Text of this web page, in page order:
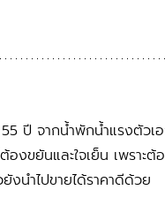
ปี จากน้ำพักน้ำแรงตัวเ
งขยันและใจเย็น เพราะ
งนำไปขายได้ราคาดีด้วย